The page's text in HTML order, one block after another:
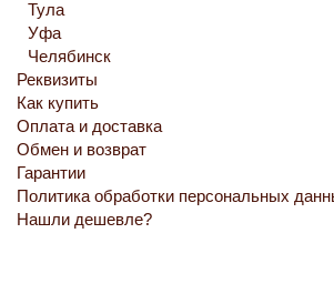
Тула
Уфа
Челябинск
Реквизиты
Как купить
Оплата и доставка
Обмен и возврат
Гарантии
Политика обработки персональных
Нашли дешевле?